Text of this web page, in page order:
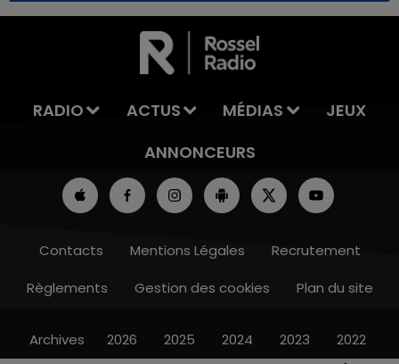
LA TEAM DU WEEK-END
RADIO ACTUS MÉDIAS
JEUX
ANNONCEURS
Contacts Mentions Légales
Recrutement
Règlements
Gestion des cookies Plan du site
Archives 2026 2025 2024 2023 2022